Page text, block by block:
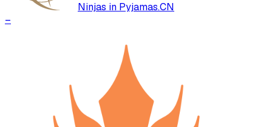
Ninjas in Pyjamas.CN
–